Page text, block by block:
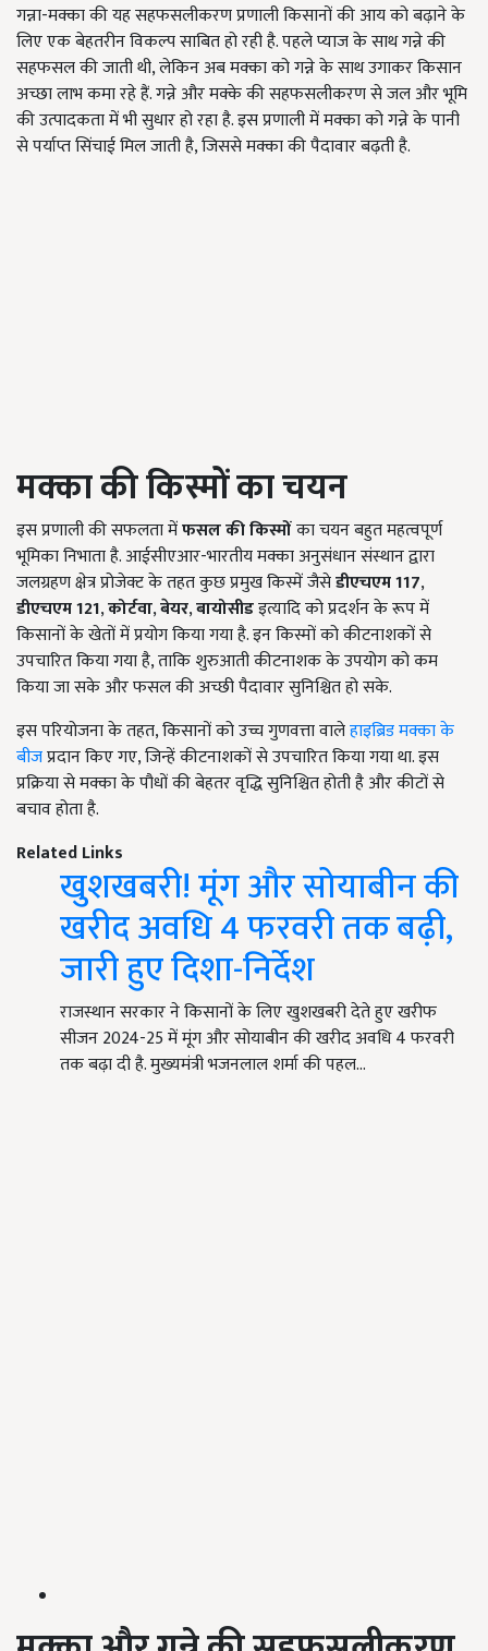
गन्ना-मक्का की यह सहफसलीकरण प्रणाली किसानों की आय को बढ़ाने के
लिए एक बेहतरीन विकल्प साबित हो रही है. पहले प्याज के साथ गन्ने की
सहफसल की जाती थी, लेकिन अब मक्का को गन्ने के साथ उगाकर किसान
अच्छा लाभ कमा रहे हैं. गन्ने और मक्के की सहफसलीकरण से जल और भूमि
की उत्पादकता में भी सुधार हो रहा है. इस प्रणाली में मक्का को गन्ने के पानी
से पर्याप्त सिंचाई मिल जाती है, जिससे मक्का की पैदावार बढ़ती है.
मक्का की किस्मों का चयन
इस प्रणाली की सफलता मेंफसल की किस्मोंका चयन बहुत महत्वपूर्ण
भूमिका निभाता है. आईसीएआर-भारतीय मक्का अनुसंधान संस्थान द्वारा
जलग्रहण क्षेत्र प्रोजेक्ट के तहत कुछ प्रमुख किस्में जैसेडीएचएम117,
डीएचएम121,कोर्टवा,बेयर,बायोसीडइत्यादि को प्रदर्शन के रूप में
किसानों के खेतों में प्रयोग किया गया है. इन किस्मों को कीटनाशकों से
उपचारित किया गया है, ताकि शुरुआती कीटनाशक के उपयोग को कम
किया जा सके और फसल की अच्छी पैदावार सुनिश्चित हो सके.
इस परियोजना के तहत, किसानों को उच्च गुणवत्ता वालेहाइब्रिड मक्का के
बीजप्रदान किए गए, जिन्हें कीटनाशकों से उपचारित किया गया था. इस
प्रक्रिया से मक्का के पौधों की बेहतर वृद्धि सुनिश्चित होती है और कीटों से
बचाव होता है.
Related Links
खुशखबरी! मूंग और सोयाबीन की
खरीद अवधि 4 फरवरी तक बढ़ी,
जारी हुए दिशा-निर्देश
राजस्थान सरकार ने किसानों के लिए खुशखबरी देते हुए खरीफ
सीजन 2024-25 में मूंग और सोयाबीन की खरीद अवधि 4 फरवरी
तक बढ़ा दी है. मुख्यमंत्री भजनलाल शर्मा की पहल…